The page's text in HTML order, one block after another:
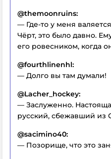
@themoonruins:
— Где-то у меня
Чёрт, это было давно.
его ровесником, когда
@fourthlinenhl:
— Долго вы там думали!
@Lacher_hockey:
— Заслуженно.
русский, сбежавший из
@sacimino40:
— Позорище, что это